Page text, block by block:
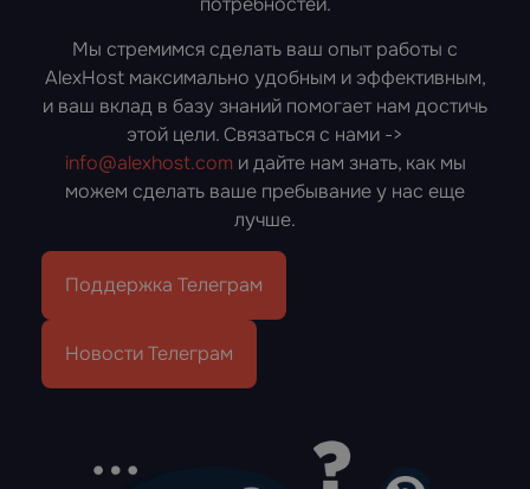
Мы стремимся сделать ваш опыт работы с
AlexHost максимально удобным и эффективным,
и ваш вклад в базу знаний помогает нам достичь
этой цели. Связаться с нами ->
info@alexhost.com и дайте нам знать, как мы
можем сделать ваше пребывание у нас еще
лучше.
Поддержка Телеграм
Новости Телеграм